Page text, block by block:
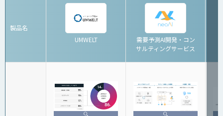
製品名
UMWELT
需要予測AI開発・コン
サルティングサービス